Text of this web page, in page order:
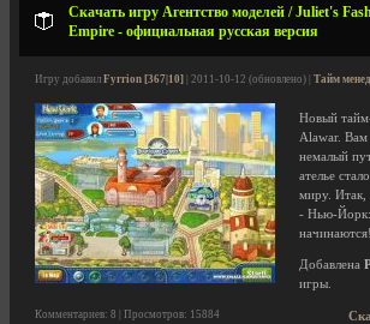
Скачать игру Агентство моделей / Juliet's
Empire - официальная русская версия
Игру добавил Fyrrion [367|10] | 2011-10-12 (обновлено) | Тайм
Новый
Alawar. Вам
немалый
ателье
миру. Итак,
- Нью-
начинаются!
Добавлена
игры.
Комментариев: 8 | Просмотров: 15884